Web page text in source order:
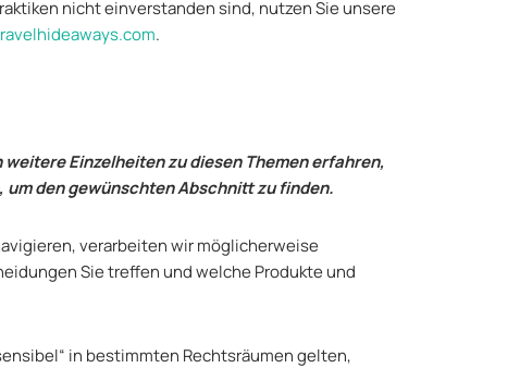
nicht einverstanden sind, nutzen Sie unsere
.
Einzelheiten zu diesen Themen erfahren,
den gewünschten Abschnitt zu finden.
verarbeiten wir möglicherweise
Sie treffen und welche Produkte und
in bestimmten Rechtsräumen gelten,